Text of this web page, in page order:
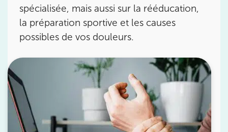
spécialisée, mais aussi sur la rééducation,
la préparation sportive et les causes
possibles de vos douleurs.